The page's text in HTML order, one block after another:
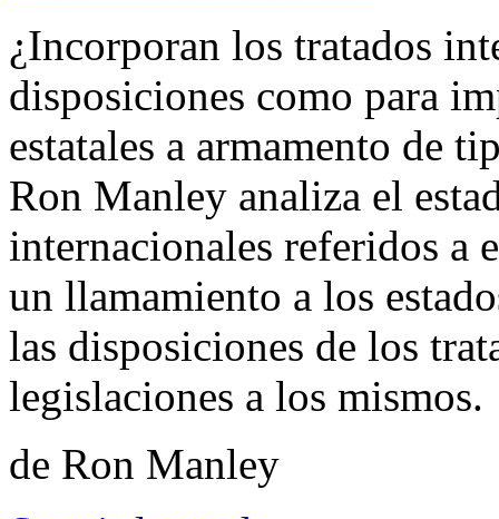
¿Incorporan los tratados
disposiciones como para
estatales a armamento de
Ron Manley analiza el
internacionales referidos a
un llamamiento a los
las disposiciones de los
legislaciones a los mismos.
de Ron Manley